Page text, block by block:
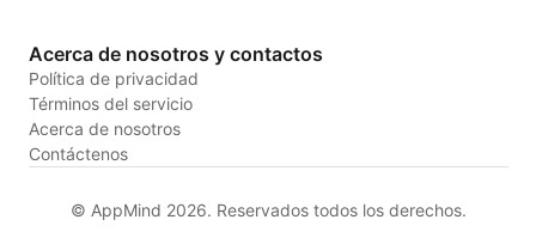
Acerca de nosotros y contactos
Política de privacidad
Términos del servicio
Acerca de nosotros
Contáctenos
© AppMind 2026. Reservados todos los derechos.